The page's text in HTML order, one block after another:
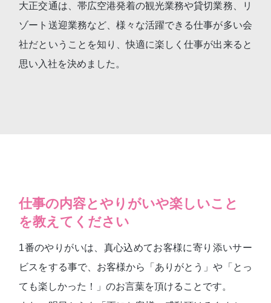
大正交通は、帯広空港発着の観光業務や貸切業務、リ
ゾート送迎業務など、様々な活躍できる仕事が多い会
社だということを知り、快適に楽しく仕事が出来ると
思い入社を決めました。
仕事の内容とやりがいや楽しいこと
を教えてください
1番のやりがいは、真心込めてお客様に寄り添いサー
ビスをする事で、お客様から「ありがとう」や「とっ
ても楽しかった！」のお言葉を頂けることです。